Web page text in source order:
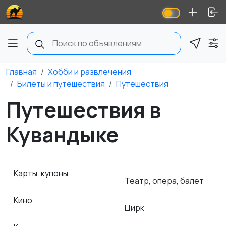
Главная
Хобби и развлечения
Билеты и путешествия
Путешествия
Путешествия в
Кувандыке
Карты, купоны
Кино
Театр, опера, балет
Цирк